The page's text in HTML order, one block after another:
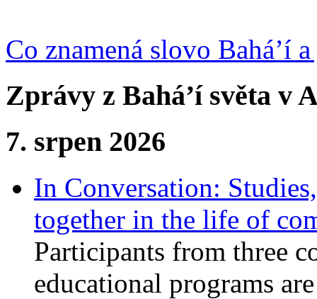
Co znamená slovo Bahá’í
Zprávy z Bahá’í světa v
7. srpen 2026
In Conversation:
together in the life of
Participants from three
educational programs